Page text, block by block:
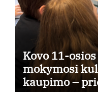
Kovo 11-
mokymosi
kaupimo –